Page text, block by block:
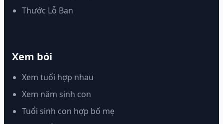
Thước Lỗ Ban
Xem bói
Xem tuổi hợp nhau
Xem năm sinh con
Tuổi sinh con hợp bố mẹ